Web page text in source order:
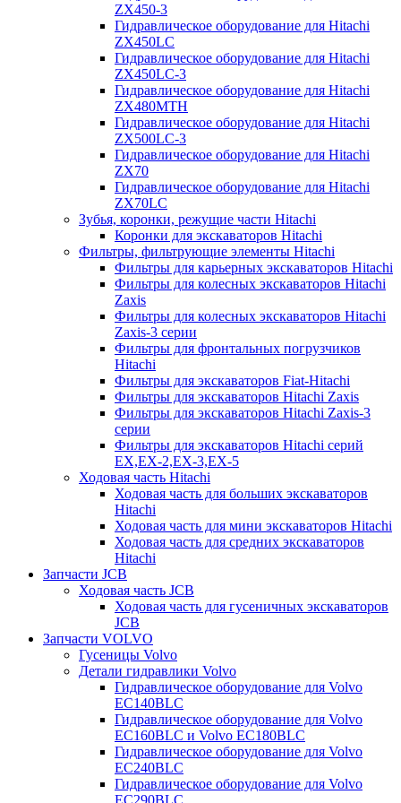
ZX450-3
Гидравлическое оборудование для Hitachi
ZX450LC
Гидравлическое оборудование для Hitachi
ZX450LC-3
Гидравлическое оборудование для Hitachi
ZX480MTH
Гидравлическое оборудование для Hitachi
ZX500LC-3
Гидравлическое оборудование для Hitachi
ZX70
Гидравлическое оборудование для Hitachi
ZX70LC
Зубья, коронки, режущие части Hitachi
Коронки для экскаваторов Hitachi
Фильтры, фильтрующие элементы Hitachi
Фильтры для карьерных экскаваторов Hitachi
Фильтры для колесных экскаваторов Hitachi
Zaxis
Фильтры для колесных экскаваторов Hitachi
Zaxis-3 серии
Фильтры для фронтальных погрузчиков
Hitachi
Фильтры для экскаваторов Fiat-Hitachi
Фильтры для экскаваторов Hitachi Zaxis
Фильтры для экскаваторов Hitachi Zaxis-3
серии
Фильтры для экскаваторов Hitachi серий
EX,EX-2,EX-3,EX-5
Ходовая часть Hitachi
Ходовая часть для больших экскаваторов
Hitachi
Ходовая часть для мини экскаваторов Hitachi
Ходовая часть для средних экскаваторов
Hitachi
Запчасти JCB
Ходовая часть JCB
Ходовая часть для гусеничных экскаваторов
JCB
Запчасти VOLVO
Гусеницы Volvo
Детали гидравлики Volvo
Гидравлическое оборудование для Volvo
EC140BLC
Гидравлическое оборудование для Volvo
EC160BLC и Volvo EC180BLC
Гидравлическое оборудование для Volvo
EC240BLC
Гидравлическое оборудование для Volvo
EC290BLC